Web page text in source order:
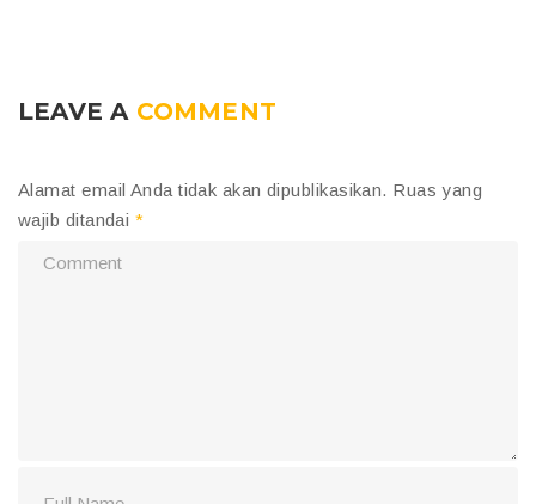
LEAVE A COMMENT
Alamat email Anda tidak akan dipublikasikan. Ruas yang
wajib ditandai *